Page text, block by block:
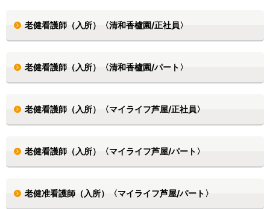
老健看護師（入所）〈清和香櫨園/正社員〉
老健看護師（入所）〈清和香櫨園/パート〉
老健看護師（入所）〈マイライフ芦屋/正社員〉
老健看護師（入所）〈マイライフ芦屋/パート〉
老健准看護師（入所）〈マイライフ芦屋/パート〉